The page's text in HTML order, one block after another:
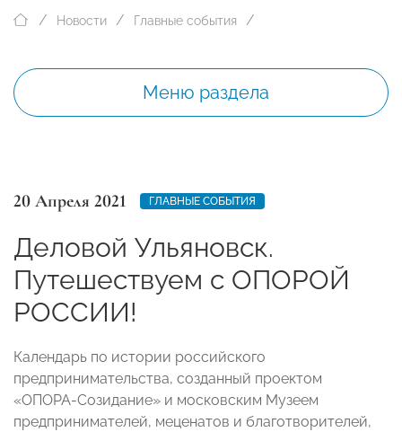
Новости Главные события
Меню раздела
20 Апреля 2021 ГЛАВНЫЕ СОБЫТИЯ
Деловой Ульяновск.
Путешествуем с ОПОРОЙ
РОССИИ!
Календарь по истории российского
предпринимательства, созданный проектом
«ОПОРА-Созидание» и московским Музеем
предпринимателей, меценатов и благотворителей,